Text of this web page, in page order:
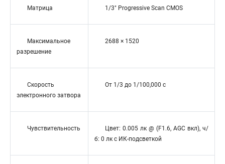
Матрица 1/3″ Progressive Scan CMOS
Максимальное
разрешение
2688 × 1520
Скорость
электронного затвора
От 1/3 до 1/100,000 с
Чувствительность
Цвет: 0.005 лк @ (F1.6, AGC вкл), ч/
б: 0 лк с ИК-подсветкой